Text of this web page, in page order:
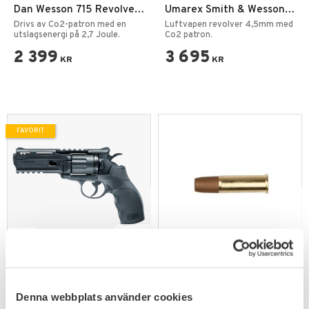
Denna webbplats använder cookies
Dan Wesson 715 Revolver
4,5mm Diabolo Silver
Drivs av Co2-patron med en
utslagsenergi på 2,7 Joule.
2 399 KR
Umarex Smith & Wesson
M29 6,5" CO2 4,5mm BB
Luftvapen revolver 4,5mm med
Co2 patron.
3 695 KR
Revolver Luftvapen CO2
4,5mm Picatinny
Fräck CO₂ revolver på 2,5 Joule.
FAVORIT
Lägg till i favoriter
Cartridge 25-Pack